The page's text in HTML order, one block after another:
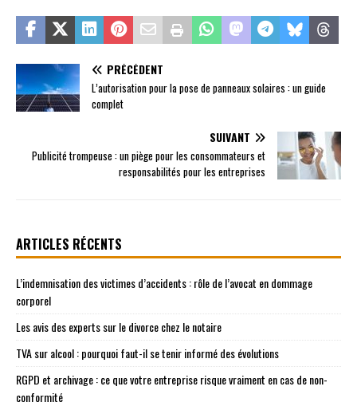
PRÉCÉDENT
L’autorisation pour la pose de panneaux solaires : un guide
complet
SUIVANT
Publicité trompeuse : un piège pour les consommateurs et
responsabilités pour les entreprises
ARTICLES RÉCENTS
L’indemnisation des victimes d’accidents : rôle de l’avocat en dommage
corporel
Les avis des experts sur le divorce chez le notaire
TVA sur alcool : pourquoi faut-il se tenir informé des évolutions
RGPD et archivage : ce que votre entreprise risque vraiment en cas de non-
conformité